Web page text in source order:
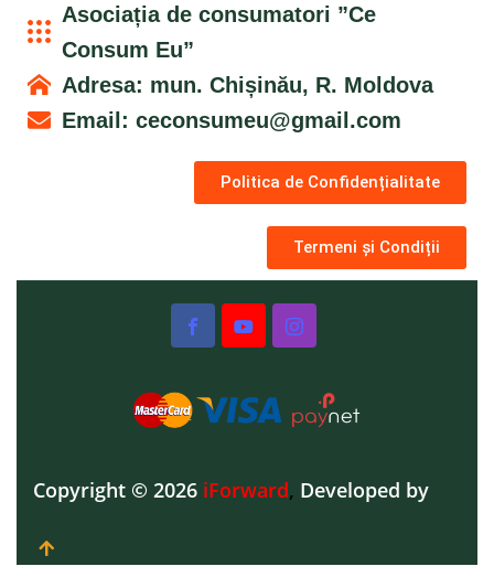
Asociația de consumatori ”Ce
Consum Eu”
Adresa: mun. Chișinău, R. Moldova
Email:ceconsumeu@gmail.com
Politica de Confidențialitate
Termeni și Condiții
Copyright © 2026 iForward, Developed by